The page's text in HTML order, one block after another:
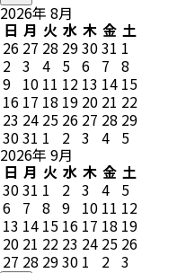
2026年 8月
日 月 火 水 木 金 土
26 27 28 293031 1
2 3 4 5 6 7 8
9 10 11 12 13 14 15
16 17 18 19 20 21 22
23 24 25 26 27 28 29
3031 1 2 3 4 5
2026年 9月
日 月 火 水 木 金 土
3031 1 2 3 4 5
6 7 8 9 10 11 12
13 14 15 16 17 18 19
20 21 22 23 24 25 26
27 28 2930 1 2 3